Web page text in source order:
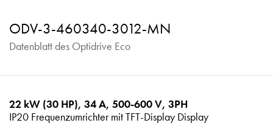
ODV-3-460340-3012-MN
Datenblatt des Optidrive Eco
22 kW (30 HP), 34 A, 500-600 V, 3PH
IP20 Frequenzumrichter mit TFT-Display Display